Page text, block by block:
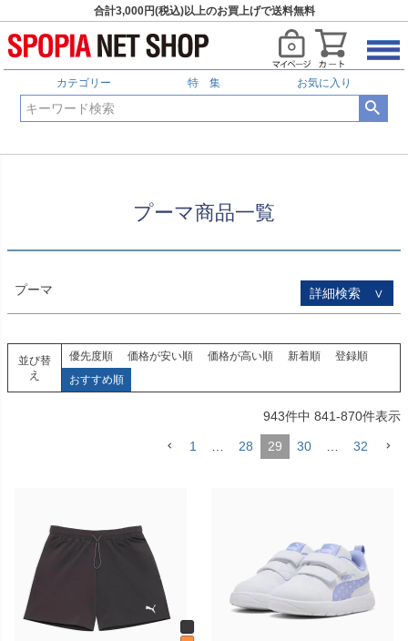
合計3,000円(税込)以上のお買上げで送料無料
カテゴリー 特 集 お気に入り
HOME プーマ商品一覧
プーマ商品一覧
プーマ 詳細検索 ∨
予約商品
予約商品のみを表示
並び順
新着順
登録順
キーワードヒット順
検索
並び替
え
優先度順 価格が安い順 価格が高い順 新着順
登録順
おすすめ順
943件中 841-870件表示
1 28 29 30 32